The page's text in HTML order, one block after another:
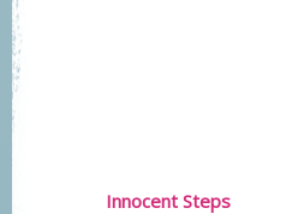
Innocent Steps